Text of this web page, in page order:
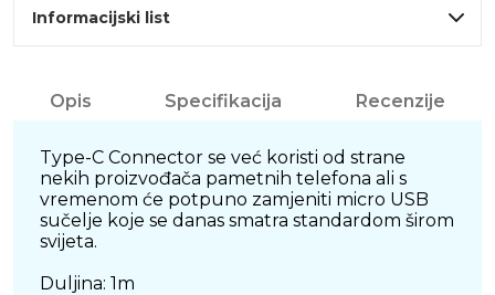
Informacijski list
Opis Specifikacija Recenzije
Type-C Connector se već koristi od strane
nekih proizvođača pametnih telefona ali s
vremenom će potpuno zamjeniti micro USB
sučelje koje se danas smatra standardom širom
svijeta.
Duljina: 1m